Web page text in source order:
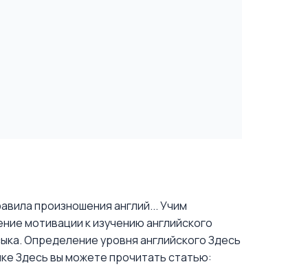
произношения англий...Учим
мотивации к изучению английского
Определение уровня английскогоЗдесь
Здесь вы можете прочитать статью: